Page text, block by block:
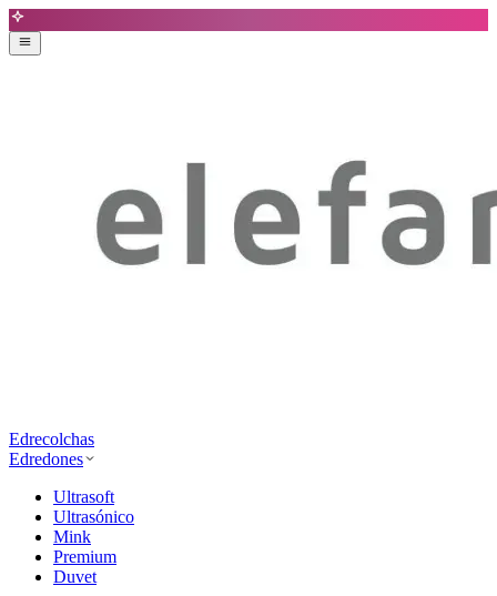
Edrecolchas
Edredones
Ultrasoft
Ultrasónico
Mink
Premium
Duvet